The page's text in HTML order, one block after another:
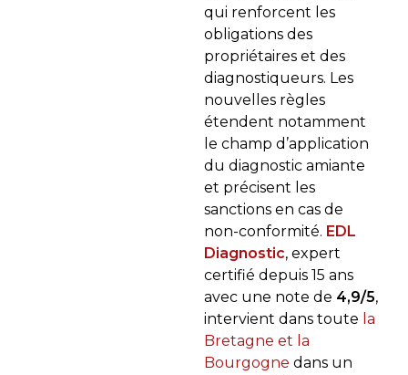
qui renforcent les
obligations des
propriétaires et des
diagnostiqueurs. Les
nouvelles règles
étendent notamment
le champ d’application
du diagnostic amiante
et précisent les
sanctions en cas de
non-conformité. EDL
Diagnostic, expert
certifié depuis 15 ans
avec une note de 4,9/5,
intervient dans toute la
Bretagne et la
Bourgogne dans un